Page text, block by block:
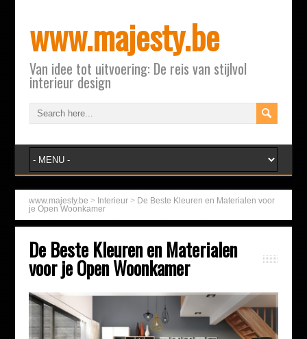
www.majesty.be
Van idee tot uitvoering: De reis van stijlvol
interieur design
www.majesty.be > Interieur > De Beste Kleuren en Materialen voor
je Open Woonkamer
De Beste Kleuren en Materialen
voor je Open Woonkamer